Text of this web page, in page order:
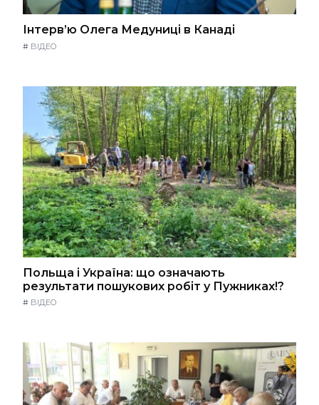
Інтерв’ю Олега Медуниці в Канаді
# ВІДЕО
Польща і Україна: що означають
результати пошукових робіт у Пужниках!?
# ВІДЕО